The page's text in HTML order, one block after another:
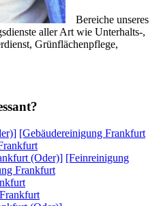
Bereiche unseres
aller Art wie Unterhalts-,
Grünflächenpflege,
[Gebäudereinigung Frankfurt
(Oder)] [Feinreinigung
Frankfurt